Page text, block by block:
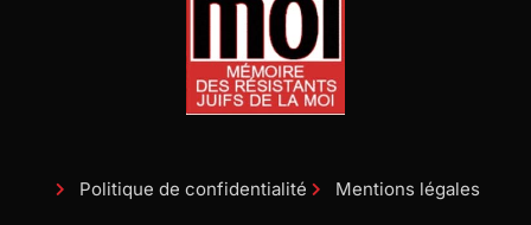
Politique de confidentialité Mentions légales